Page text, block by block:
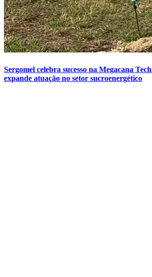
Sergomel celebra sucesso na Megacana
expande atuação no setor sucroenergético